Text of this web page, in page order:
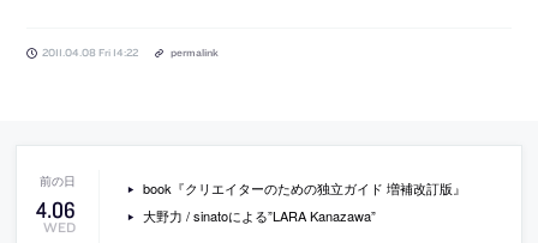
2011.04.08 Fri 14:22 permalink
4.06
WED
book『クリエイターのための独立ガイド 増補改訂版』
大野力 / sinatoによる”LARA Kanazawa”